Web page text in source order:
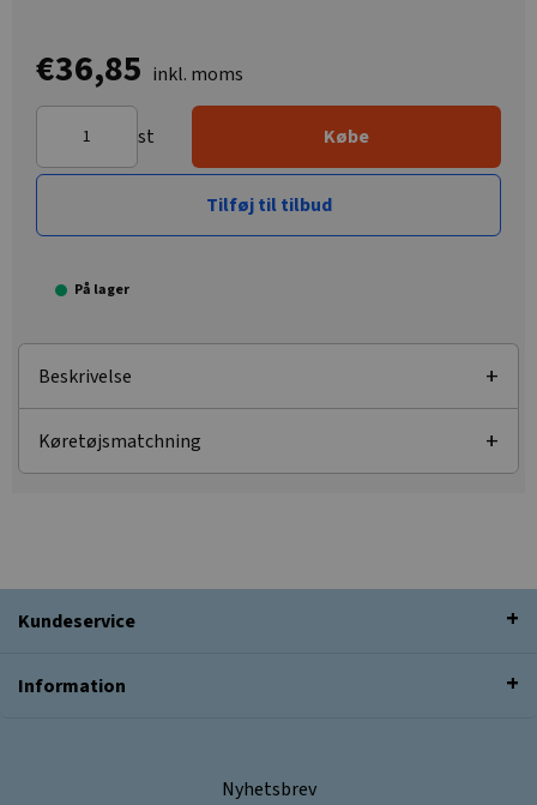
€36,85 inkl. moms
st Købe
Tilføj til tilbud
På lager
Beskrivelse
Køretøjsmatchning
Kundeservice
Information
Nyhetsbrev